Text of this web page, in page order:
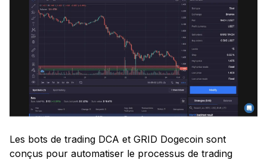
Les bots de trading DCA et GRID Dogecoin sont
conçus pour automatiser le processus de trading